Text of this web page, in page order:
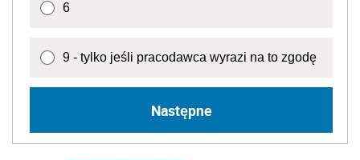
6
9 - tylko jeśli pracodawca wyrazi na to zgodę
Następne